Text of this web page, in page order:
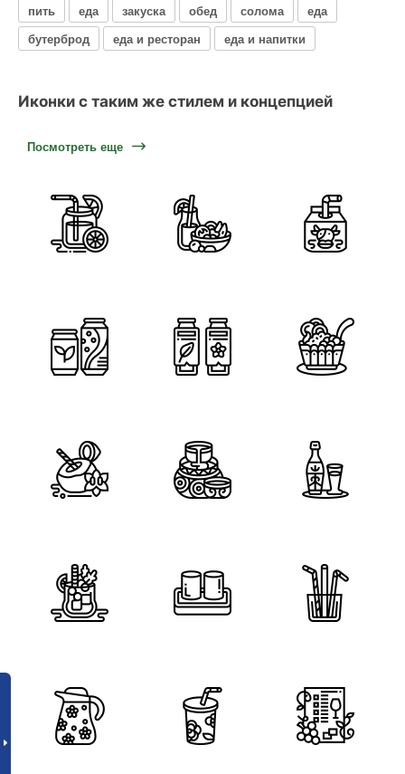
пить еда закуска обед солома
еда
бутерброд
еда и ресторан еда и напитки
Иконки с таким же стилем и концепцией
Посмотреть еще